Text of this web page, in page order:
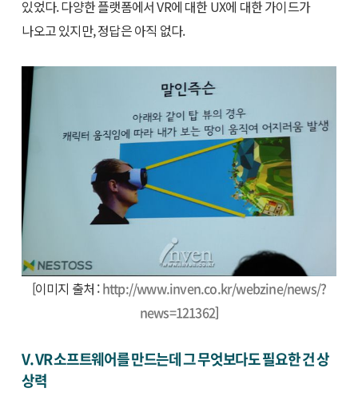
있었다. 다양한 플랫폼에서 VR에 대한 UX에 대한 가이드가
나오고 있지만, 정답은 아직 없다.
[이미지 출처 :http://www.inven.co.kr/webzine/news/?
news=121362]
V. VR 소프트웨어를 만드는데 그 무엇보다도 필요한 건 상
상력